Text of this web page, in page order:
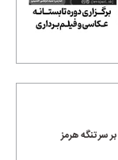
سر تنگه هرمز